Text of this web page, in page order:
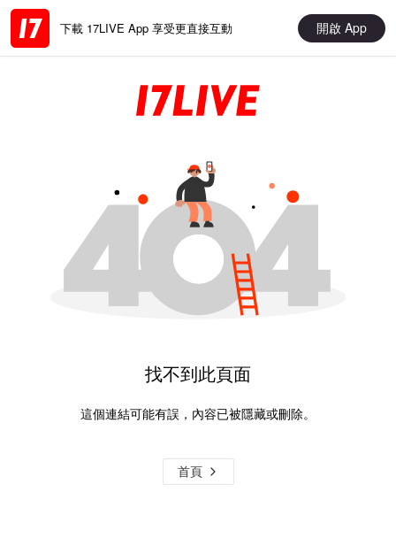
下載 17LIVE App 享受更直接互動 開啟 App
找不到此頁面
這個連結可能有誤，內容已被隱藏或刪除。
首頁